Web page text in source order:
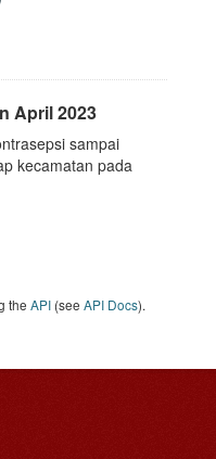
April 2023
sampai
kecamatan pada
the API (see API Docs).